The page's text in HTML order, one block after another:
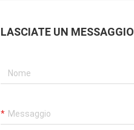
LASCIATE UN MESSAGGIO